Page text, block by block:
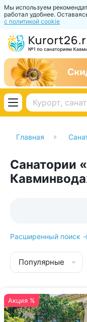
Мы используем
работал удобнее.
с политикой cookie
Главная
Санатории
Расширенный поиск
Популярные
Акция %